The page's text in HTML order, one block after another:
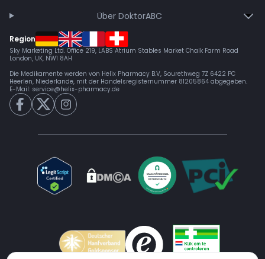
Über DoktorABC
Region
Sky Marketing Ltd. Office 219, LABS Atrium Stables Market Chalk Farm Road
London, UK, NW1 8AH
Die Medikamente werden von Helix Pharmacy B.V, Sourethweg 7Z 6422 PC
Heerlen, Niederlande, mit der Handelsregisternummer 81205864 abgegeben.
E-Mail: service@helix-pharmacy.de